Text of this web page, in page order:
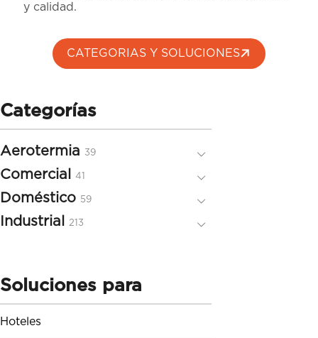
y calidad.
CATEGORIAS Y SOLUCIONES
Categorías
Aerotermia 3939
Comercial 41
Doméstico 5959
Industrial 213
Soluciones para
Hoteles